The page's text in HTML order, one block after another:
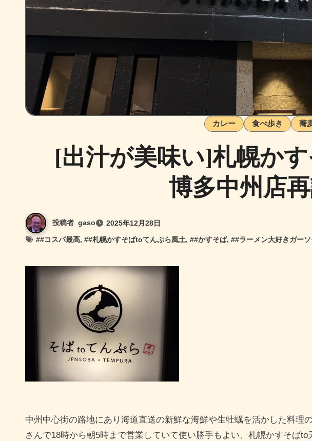
カレー 食べ歩き 蕎
[出汁が美味い]札幌か
博多中州店
投稿者 gaso
2025年12月28日
##コスパ最高, ##札幌かすそばtoてんぷら風土, ##かすそば, ##ラーメン大好きガー
中州中心街の路地にあり海道直送の新鮮な海鮮や生牡蠣を活かした料理
さんで18時から朝5時まで営業していて使い勝手もよい、札幌かすそばto